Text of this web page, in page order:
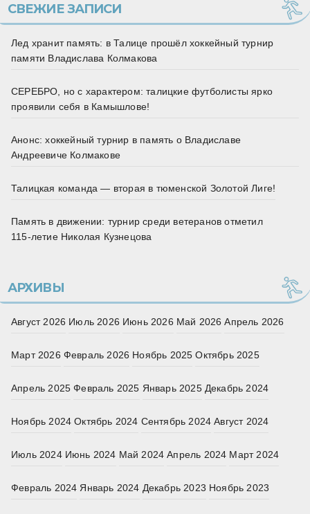
СВЕЖИЕ ЗАПИСИ
Лед хранит память: в Талице прошёл хоккейный турнир
памяти Владислава Колмакова
СЕРЕБРО, но с характером: талицкие футболисты ярко
проявили себя в Камышлове!
Анонс: хоккейный турнир в память о Владиславе
Андреевиче Колмакове
Талицкая команда — вторая в тюменской Золотой Лиге!
Память в движении: турнир среди ветеранов отметил
115‑летие Николая Кузнецова
АРХИВЫ
Август 2026 Июль 2026 Июнь 2026 Май 2026 Апрель 2026
Март 2026 Февраль 2026 Ноябрь 2025 Октябрь 2025
Апрель 2025 Февраль 2025 Январь 2025 Декабрь 2024
Ноябрь 2024 Октябрь 2024 Сентябрь 2024 Август 2024
Июль 2024 Июнь 2024 Май 2024 Апрель 2024 Март 2024
Февраль 2024 Январь 2024 Декабрь 2023 Ноябрь 2023